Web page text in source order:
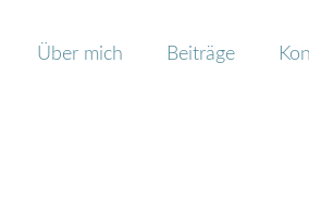
Über mich Beiträge